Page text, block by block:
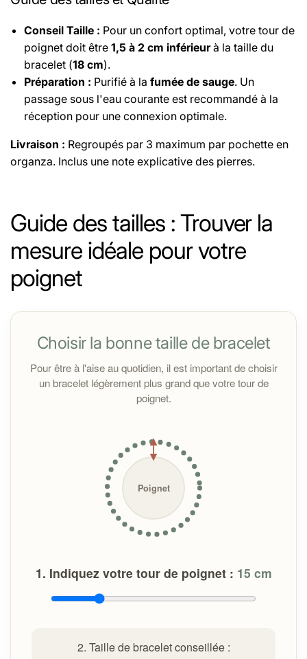
Conseil Taille : Pour un confort optimal, votre tour de
poignet doit être 1,5 à 2 cm inférieurà la taille du
bracelet (18 cm).
Préparation : Purifié à la fumée de sauge. Un
passage sous l'eau courante est recommandé à la
réception pour une connexion optimale.
Livraison : Regroupés par 3 maximum par pochette en
organza. Inclus une note explicative des pierres.
excellente durabilité.
Retrouvez les propriétés de chaque pierre
sur cette page.
Retrouvez les origines des pierres des
Toutes les pierres sont purifiées à la fumée de sauge
nettoyer sous un jet d'eau courante pour les nettoyer
si vous en ressentez le besoin.
En cas de problème avec votre bracelet :
info@cybelepierres.frdans les 14 jours suivant la
Guide des tailles : Trouver la
mesure idéale pour votre
poignet
Choisir la bonne taille de bracelet
Pour être à l'aise au quotidien, il est important de choisir
un bracelet légèrement plus grand que votre tour de
poignet.
Poignet
1. Indiquez votre tour de poignet : 15 cm
2. Taille de bracelet conseillée :